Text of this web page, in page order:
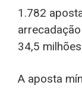
1.782
34,5
A aposta